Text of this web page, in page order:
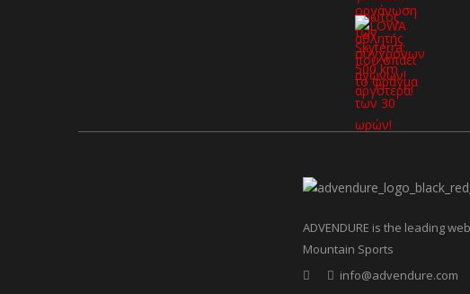
ADVENDURE is the leading
Mountain Sports
info@advendure.com